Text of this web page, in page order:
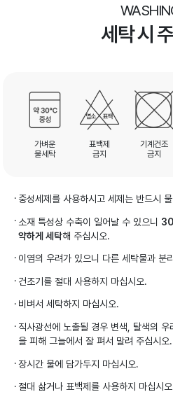
세탁 시
가벼운
물세탁
표백제
금지
기계건조
금지
중성세제를 사용하시고 세제는 반드시
소재 특성상 수축이 일어날 수 있으니
약하게 세탁해 주십시오.
이염의 우려가 있으니 다른 세탁물과 분
건조기를 절대 사용하지 마십시오.
비벼서 세탁하지 마십시오.
직사광선에 노출될 경우 변색, 탈색의
을 피해 그늘에서 잘 펴서 말려 주십시오.
장시간 물에 담가두지 마십시오.
절대 삶거나 표백제를 사용하지 마십시